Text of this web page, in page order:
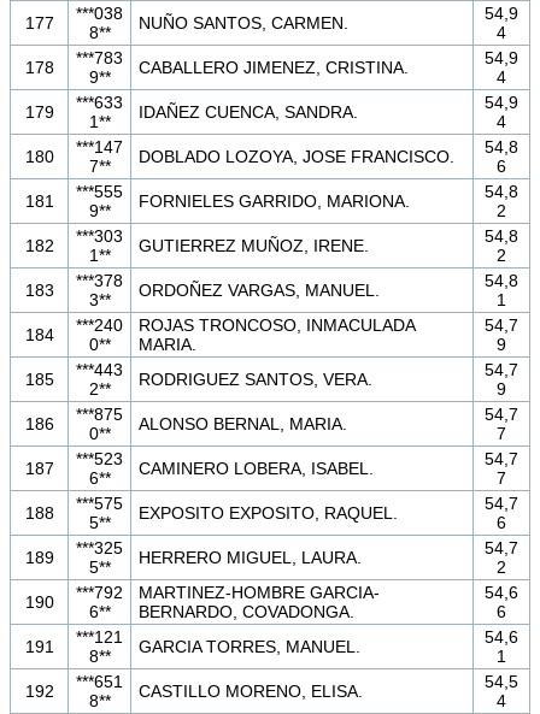
177
***038
8**
NUÑO SANTOS, CARMEN.
54,9
4
178
***783
9**
CABALLERO JIMENEZ, CRISTINA.
54,9
4
179
***633
1**
IDAÑEZ CUENCA, SANDRA.
54,9
4
180
***147
7**
DOBLADO LOZOYA, JOSE FRANCISCO.
54,8
6
181
***555
9**
FORNIELES GARRIDO, MARIONA.
54,8
2
182
***303
1**
GUTIERREZ MUÑOZ, IRENE.
54,8
2
183
***378
3**
ORDOÑEZ VARGAS, MANUEL.
54,8
1
184
***240
0**
ROJAS TRONCOSO, INMACULADA
MARIA.
54,7
9
185
***443
2**
RODRIGUEZ SANTOS, VERA.
54,7
9
186
***875
0**
ALONSO BERNAL, MARIA.
54,7
7
187
***523
6**
CAMINERO LOBERA, ISABEL.
54,7
7
188
***575
5**
EXPOSITO EXPOSITO, RAQUEL.
54,7
6
189
***325
5**
HERRERO MIGUEL, LAURA.
54,7
2
190
***792
6**
MARTINEZ-HOMBRE GARCIA-
BERNARDO, COVADONGA.
54,6
6
191
***121
8**
GARCIA TORRES, MANUEL.
54,6
1
192
***651
8**
CASTILLO MORENO, ELISA.
54,5
4